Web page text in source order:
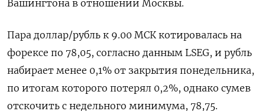
Вашингтона в отношении Москвы.
Пара доллар/рубль к 9.00 МСК котировалась на
форексе по 78,05, согласно данным LSEG, и рубль
набирает менее 0,1% от закрытия понедельника,
по итогам которого потерял 0,2%, однако сумев
отскочить с недельного минимума, 78,75.